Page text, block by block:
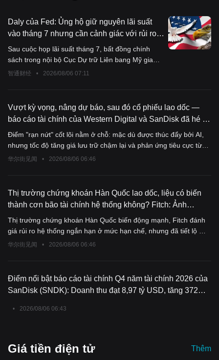
Daly của Fed: Ủng hộ giữ nguyên lãi suất
vào tháng 7 nhưng cần cảnh giác với rủi ro
lạm phát lan rộng
Sau cuộc họp lãi suất tháng 7, bất đồng chính
sách trong nội bộ Cục Dự trữ Liên bang Mỹ gia
tăng, lạm phát dai dẳng một lần nữa trở thành mối
智通财经 • 2026/08/06 07:11
Vượt kỳ vọng, nâng dự báo, sau đó cổ phiếu lao dốc —
báo cáo tài chính của Western Digital và SanDisk đã hé lộ
ra vết nứt trong chu kỳ lưu trữ lần này
Điểm "rạn nứt" cốt lõi nằm ở chỗ: mặc dù được thúc đẩy bởi AI,
nhưng tốc độ tăng giá lưu trữ chậm lại và phản ứng tiêu cực từ
phía người tiêu dùng, khiến dấy lên lo ngại giá đã đạt đỉnh. Logic
cực kỳ cao thì “tin tốt ra hết” cũng lập tức dẫn đến hiện tượng
bán tháo.
华尔街见闻 • 2026/08/06 06:46
Thị trường chứng khoán Hàn Quốc lao dốc, liệu có biến
thành cơn bão tài chính hệ thống không? Fitch: Ảnh
hưởng ngắn hạn hạn chế, nhưng bất động sản và các
công ty chứng khoán cần cảnh giác
Thị trường chứng khoán Hàn Quốc biến động mạnh, Fitch đánh
giá rủi ro hệ thống ngắn hạn ở mức hạn chế, nhưng đã tiết lộ một
chuỗi truyền dẫn tiềm ẩn: sự sụt giảm mạnh của thị trường chứng
giao dịch cổ phiếu của nhà đầu tư cá nhân đều được sử dụng để
mua nhà. Ở cấp độ tổ chức, các công ty chứng khoán chịu áp lực
lớn nhất, nhưng nền tảng kinh tế chung vẫn có tính đàn hồi.
华尔街见闻 • 2026/08/06 06:46
Điểm nổi bật báo cáo tài chính Q4 năm tài chính 2026 của
SanDisk (SNDK): Doanh thu đạt 8,97 tỷ USD, tăng 372%
• 2026/08/06 06:43
Giá tiền điện tử Thêm